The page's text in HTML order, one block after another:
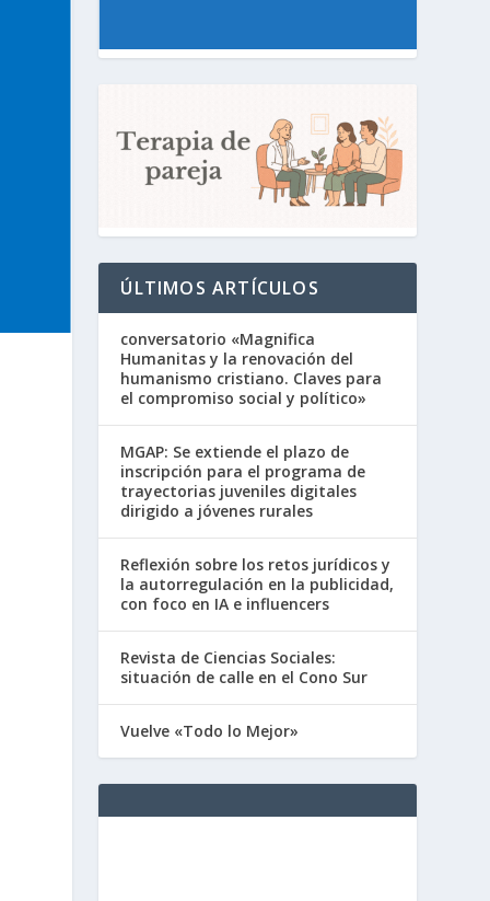
ÚLTIMOS ARTÍCULOS
conversatorio «Magnifica
Humanitas y la renovación del
humanismo cristiano. Claves para
el compromiso social y político»
MGAP: Se extiende el plazo de
inscripción para el programa de
trayectorias juveniles digitales
dirigido a jóvenes rurales
Reflexión sobre los retos jurídicos y
la autorregulación en la publicidad,
con foco en IA e influencers
Revista de Ciencias Sociales:
situación de calle en el Cono Sur
Vuelve «Todo lo Mejor»